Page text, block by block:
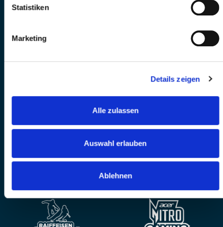
Statistiken
Marketing
Details zeigen
Alle zulassen
Auswahl erlauben
Ablehnen